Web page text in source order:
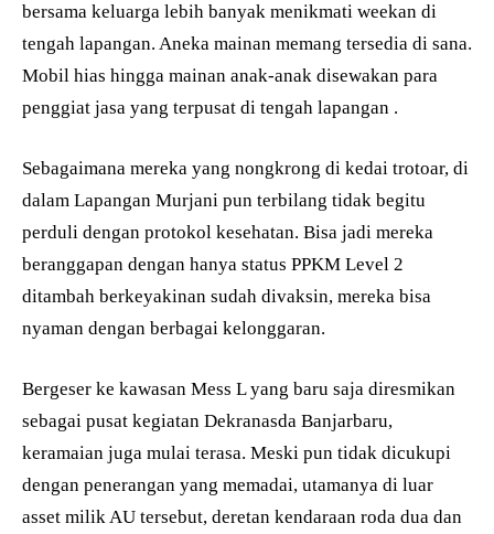
bersama keluarga lebih banyak menikmati weekan di
tengah lapangan. Aneka mainan memang tersedia di sana.
Mobil hias hingga mainan anak-anak disewakan para
penggiat jasa yang terpusat di tengah lapangan .
Sebagaimana mereka yang nongkrong di kedai trotoar, di
dalam Lapangan Murjani pun terbilang tidak begitu
perduli dengan protokol kesehatan. Bisa jadi mereka
beranggapan dengan hanya status PPKM Level 2
ditambah berkeyakinan sudah divaksin, mereka bisa
nyaman dengan berbagai kelonggaran.
Bergeser ke kawasan Mess L yang baru saja diresmikan
sebagai pusat kegiatan Dekranasda Banjarbaru,
keramaian juga mulai terasa. Meski pun tidak dicukupi
dengan penerangan yang memadai, utamanya di luar
asset milik AU tersebut, deretan kendaraan roda dua dan